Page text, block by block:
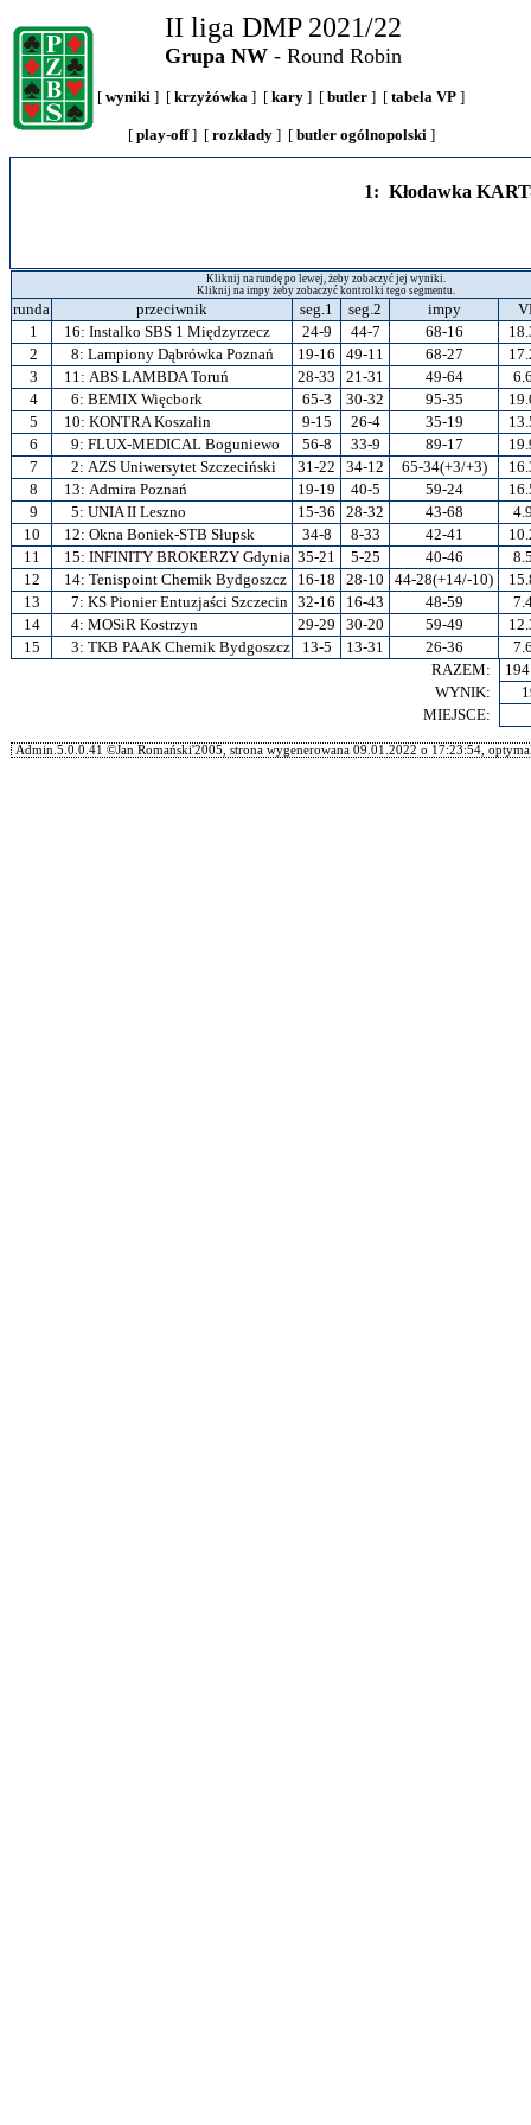
II liga DMP 2021/22
Grupa NW- Round Robin
[ wyniki ] [ krzyżówka ] [ kary ] [ butler ] [ tabela VP ]
[play-off] [rozkłady ] [butler ogólnopolski ]
1: Kłodawka
Kliknij na rundę po lewej, żeby zobaczyć jej wyniki.
Kliknij na impy żeby zobaczyć kontrolki tego segmentu.
runda przeciwnik seg.1 seg.2 impy
1
16: Instalko SBS 1 Międzyrzecz 24-9 44-7 68-16
2
8: Lampiony Dąbrówka Poznań 19-16 49-11 68-27
3
11: ABS LAMBDA Toruń 28-33 21-31 49-64
4
6: BEMIX Więcbork 65-3 30-32 95-35
5
10: KONTRA Koszalin 9-15 26-4 35-19
6
9: FLUX-MEDICAL Boguniewo 56-8 33-9 89-17
7
2: AZS Uniwersytet Szczeciński 31-22 34-12 65-34(+3/+3)
8
13: Admira Poznań 19-19 40-5 59-24
9
5: UNIA II Leszno 15-36 28-32 43-68
10
12: Okna Boniek-STB Słupsk 34-8 8-33 42-41
11
15: INFINITY BROKERZY Gdynia 35-21 5-25 40-46
12
14: Tenispoint Chemik Bydgoszcz 16-18 28-10 44-28(+14/-10)
13
7: KS Pionier Entuzjaści Szczecin 32-16 16-43 48-59
14
4: MOSiR Kostrzyn 29-29 30-20 59-49
15
3: TKB PAAK Chemik Bydgoszcz 13-5 13-31 26-36
RAZEM:
WYNIK:
MIEJSCE:
Admin.5.0.0.41 ©Jan Romański'2005, strona wygenerowana 09.01.2022 o 17:23:54,